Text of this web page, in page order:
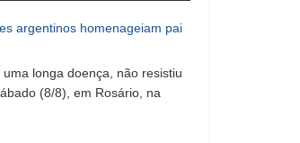
argentinos homenageiam pai
longa doença, não resistiu
(8/8), em Rosário, na